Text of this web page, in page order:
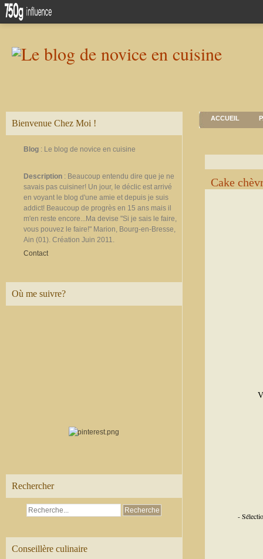
Bienvenue Chez Moi !
Blog : Le blog de novice en cuisine
Description : Beaucoup entendu dire que je ne
savais pas cuisiner! Un jour, le déclic est arrivé
en voyant le blog d'une amie et depuis je suis
addict! Beaucoup de progrès en 15 ans mais il
m'en reste encore...Ma devise "Si je sais le faire,
vous pouvez le faire!" Marion, Bourg-en-Bresse,
Ain (01). Création Juin 2011.
Contact
Où me suivre?
Rechercher
Conseillère culinaire
ACCUEIL
Cake
-